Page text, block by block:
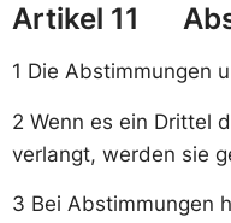
Artikel 11
1 Die Abstimmungen
2 Wenn es ein Drittel
verlangt, werden sie
3 Bei Abstimmungen